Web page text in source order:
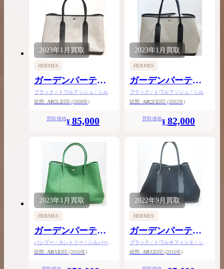
2023年1月 買取
HERMES
ガーデンパーティ
PM
ブラック / トワルアッシュ / シルバ
ー金具
状態: AB□L刻印 (2008年)
買取価格¥ 85,000
2023年1月 買取
HERMES
ガーデンパーティ
PM
ブラック / トワルアッシュ / シルバ
ー金具
状態: AB□F刻印 (2002年)
買取価格¥ 82,000
2023年1月 買取
HERMES
ガーデンパーティ
カドリージュPM
バンブー / カントリー / シルバー金
具
状態: ABX刻印 (2016年)
2022年9月買取
HERMES
ガーデンパーティ
PM
ブラック / トワルオフィシエ / シル
バー金具
状態: ABX刻印 (2016年)